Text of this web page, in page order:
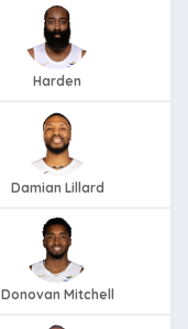
Harden
Damian Lillard
Donovan Mitchell